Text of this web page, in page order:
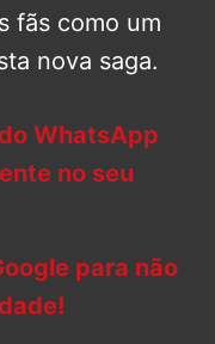
fãs como um
nova saga.
WhatsApp
no seu
para não